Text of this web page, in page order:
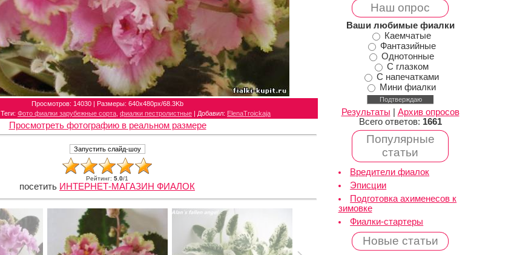
Просмотров: 14030 | Размеры: 640x480px/68.3Kb
Теги: Фото фиалки зарубежные сорта фиалки пестролистные | Добавил: ElenaTroickaja
Просмотреть фотографию в реальном размере
Рейтинг: 5.0/1
посетить ИНТЕРНЕТ-МАГАЗИН ФИАЛОК
Наш опрос
Ваши любимые фиалки
Каемчатые
Фантазийные
Однотонные
С глазком
С напечатками
Мини фиалки
Результаты
Архив опросов
Всего ответов: 1661
Популярные
статьи
Вредители фиалок
Эписции
Подготовка ахименесов к
зимовке
Фиалки-стартеры
Новые статьи